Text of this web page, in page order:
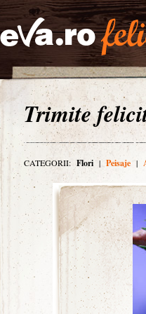
Trimite
CATEGORII: Flori | Peisaje |